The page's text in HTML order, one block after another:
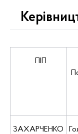
ЗАХАРЧЕНКО